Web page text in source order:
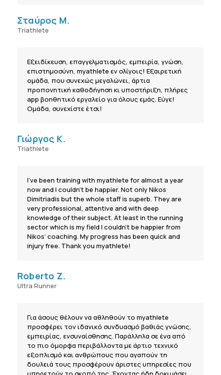
Σταύρος Μ.
Triathlete
Εξειδίκευση, επαγγελματισμός, εμπειρία, γνώση,
επιστημοσύνη, myathlete εν ολίγοις! Εξαιρετική
ομάδα, που συνεχώς μεγαλώνει, άρτια
προπονητική καθοδήγηση κι υποστήριξη, πλήρες
app βοηθητικό εργαλείο για όλους εμάς. Εύγε!
Ομάδα, συνεχίστε έτσι!
Γιώργος Κ.
Triathlete
I’ve been training with myathlete for almost a year
now and I couldn’t be happier. Not only Nikos
Dimitriadis but the whole staff is superb. They are
very professional, attentive and with deep
knowledge of their subject. At least in the running
sector which is my field I couldn’t be happier from
Nikos’ coaching. My progress has been quick and
injury free. Thank you myathlete!
Roberto Z.
Ultra Runner
Για άσους θέλουν να αθληθούν το myathlete
προσφέρει τον ιδανικό συνδυασμό βαθιάς γνώσης,
εμπειρίας, ενσυναίσθησης. Παράλληλα σε ένα από
το πιο όμορφα περιβάλλοντα με άρτιο τεχνικό
εξοπλισμό και ανθρώπους που αγαπούν τη
δουλειά τους προσφέρουν άριστες υπηρεσίες που